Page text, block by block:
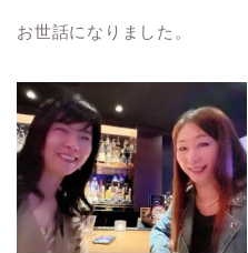
お世話になりました。